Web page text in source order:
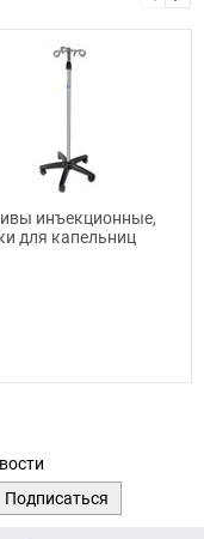
инъекционные,
для капельниц